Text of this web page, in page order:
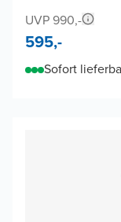
UVP 990,-
595,-
Sofort